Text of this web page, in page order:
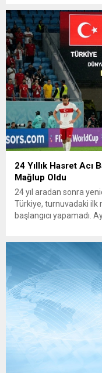
24 Yıllık Hasret Acı
Mağlup Oldu
24 yıl aradan sonra
Türkiye, turnuvadaki ilk
başlangıcı yapamadı.
itibaren iki takım da
özellikle hızlı